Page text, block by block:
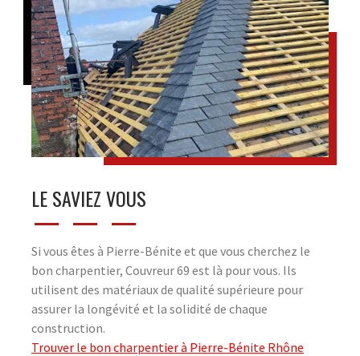
LE SAVIEZ VOUS
Si vous êtes à Pierre-Bénite et que vous cherchez le
bon charpentier, Couvreur 69 est là pour vous. Ils
utilisent des matériaux de qualité supérieure pour
assurer la longévité et la solidité de chaque
construction.
Trouver le bon charpentier à Pierre-Bénite Rhône